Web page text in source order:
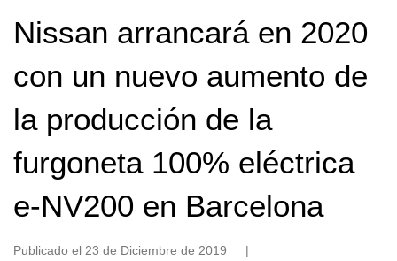
Nissan arrancará en 2020
con un nuevo aumento de
la producción de la
furgoneta 100% eléctrica
e-NV200 en Barcelona
Publicado el 23 de Diciembre de 2019 |